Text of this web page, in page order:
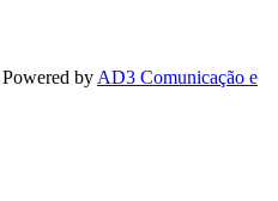
by AD3 Comunicação e